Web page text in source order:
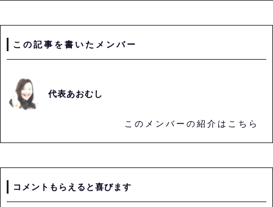
この記事を書いたメンバー
代表あおむし
このメンバーの紹介はこちら
コメントもらえると喜びます